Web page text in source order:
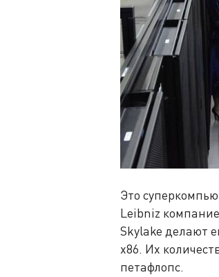
Это
Leibniz
Skylake делают
x86. Их
петафлопс.